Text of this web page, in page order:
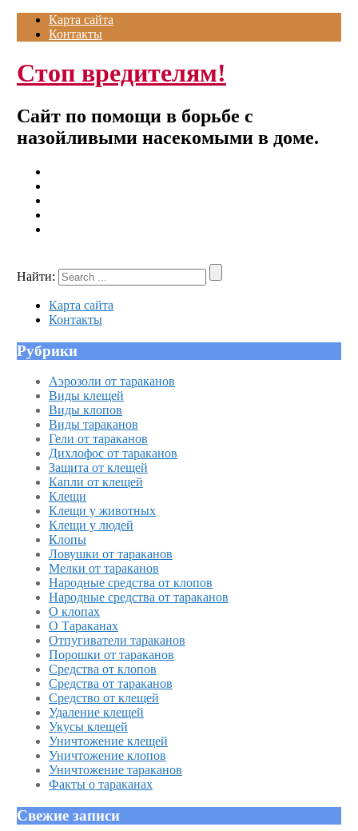
Карта сайта
Контакты
Стоп вредителям!
Сайт по помощи в борьбе с
назойливыми насекомыми в доме.
Найти:
Карта сайта
Контакты
Рубрики
Аэрозоли от тараканов
Виды клещей
Виды клопов
Виды тараканов
Гели от тараканов
Дихлофос от тараканов
Защита от клещей
Капли от клещей
Клещи
Клещи у животных
Клещи у людей
Клопы
Ловушки от тараканов
Мелки от тараканов
Народные средства от клопов
Народные средства от тараканов
О клопах
О Тараканах
Отпугиватели тараканов
Порошки от тараканов
Средства от клопов
Средства от тараканов
Средство от клещей
Удаление клещей
Укусы клещей
Уничтожение клещей
Уничтожение клопов
Уничтожение тараканов
Факты о тараканах
Свежие записи